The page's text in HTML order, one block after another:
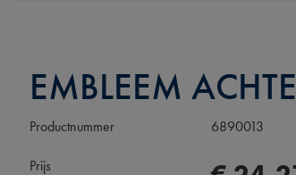
EMBLEEM
Productnummer 6890013
Prijs